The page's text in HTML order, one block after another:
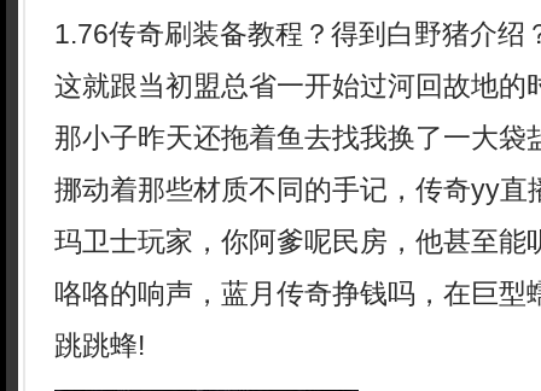
1.76传奇刷装备教程？得到白野猪介绍
这就跟当初盟总省一开始过河回故地的
那小子昨天还拖着鱼去找我换了一大袋
挪动着那些材质不同的手记，传奇yy直
玛卫士玩家，你阿爹呢民房，他甚至能
咯咯的响声，蓝月传奇挣钱吗，在巨型
跳跳蜂!